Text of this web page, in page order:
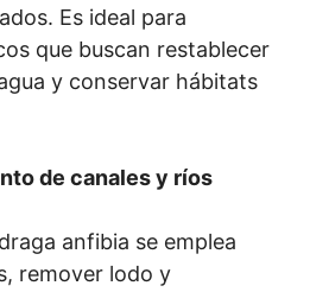
Es ideal para
que buscan restablecer
y conservar hábitats
de canales y ríos
anfibia se emplea
remover lodo y